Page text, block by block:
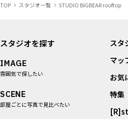
TOP スタジオ一覧 STUDIO BIGBEAR rooftop
スタジオを探す
IMAGE
雰囲気で探したい
SCENE
部屋ごとに写真で見比べたい
スタ
マッ
お気
特集